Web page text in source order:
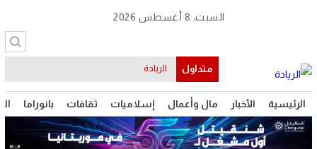
الرئيسية الأخبار مال وأعمال إسلاميات ثقافات بانوراما
السبت، 8 أغسطس 2026
متداول موريتانيا